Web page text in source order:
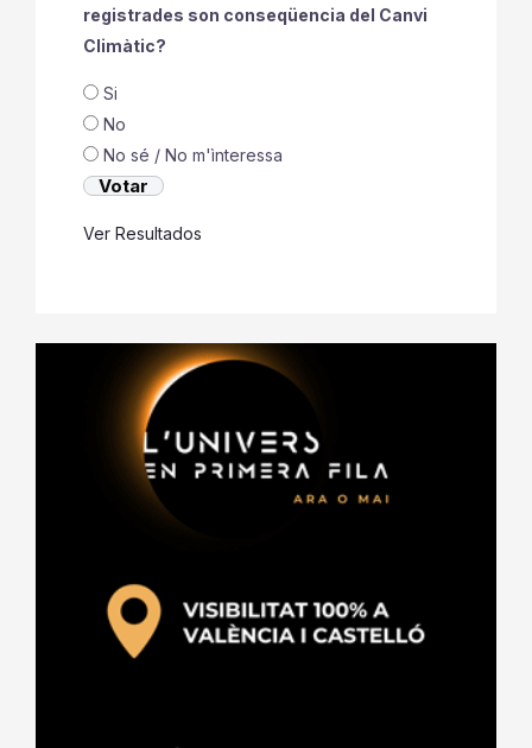
registrades son conseqüencia del Canvi
Climàtic?
Si
No
No sé / No m'ìnteressa
Ver Resultados